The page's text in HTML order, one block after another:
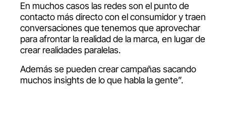
En muchos casos las redes son el punto de
contacto más directo con el consumidor y traen
conversaciones que tenemos que aprovechar
para afrontar la realidad de la marca, en lugar de
crear realidades paralelas.
Además se pueden crear campañas sacando
muchos insights de lo que habla la gente”.